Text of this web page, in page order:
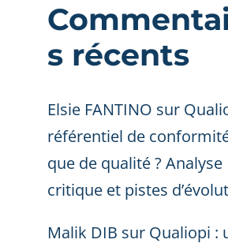
s récents
Elsie FANTINO sur
référentiel de
que de qualité ? Analyse
critique et pistes
Malik DIB sur Qualiopi :